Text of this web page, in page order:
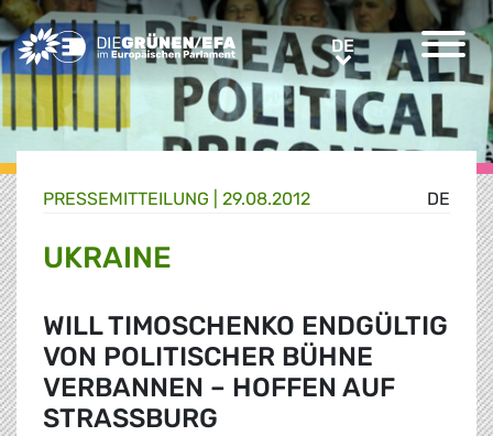
Greens/EFA Home DEDE
DE
PRESSE­MITTEILUNG 29.08.2012
UKRAINE
WILL TIMOSCHENKO ENDGÜLTIG
VON POLITISCHER BÜHNE
VERBANNEN – HOFFEN AUF
STRASSBURG